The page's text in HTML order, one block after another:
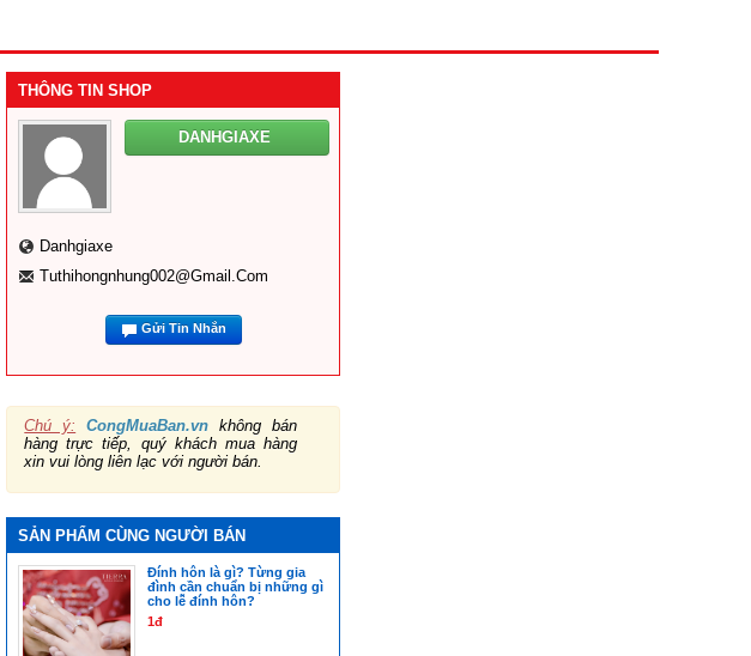
THÔNG TIN SHOP
DANHGIAXE
Danhgiaxe
Tuthihongnhung002@gmail.com
Gửi Tin Nhắn
Chú ý: CongMuaBan.vn không bán
hàng trực tiếp, quý khách mua hàng
xin vui lòng liên lạc với người bán.
SẢN PHẨM CÙNG NGƯỜI BÁN
Đính hôn là gì? Từng gia
đình cần chuẩn bị những gì
cho lễ đính hôn?
1đ